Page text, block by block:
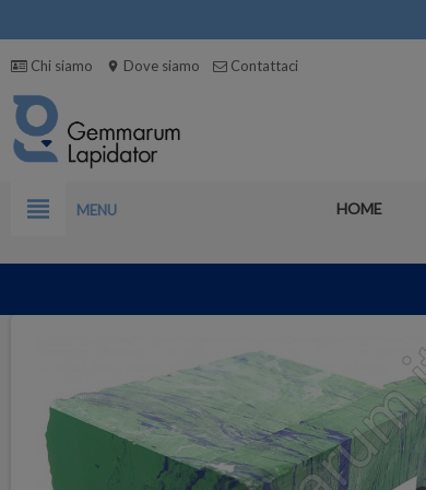
Chi siamo location_on Dove siamo Contattaci
view_headline MENU HOME